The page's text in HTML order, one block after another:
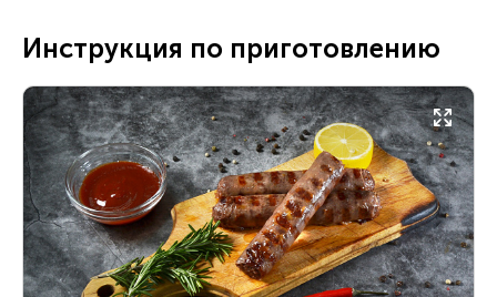
Инструкция по приготовлению